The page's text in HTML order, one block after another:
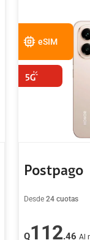
eSIM
Postpago
Desde 24 cuotas
Q112.46 Al